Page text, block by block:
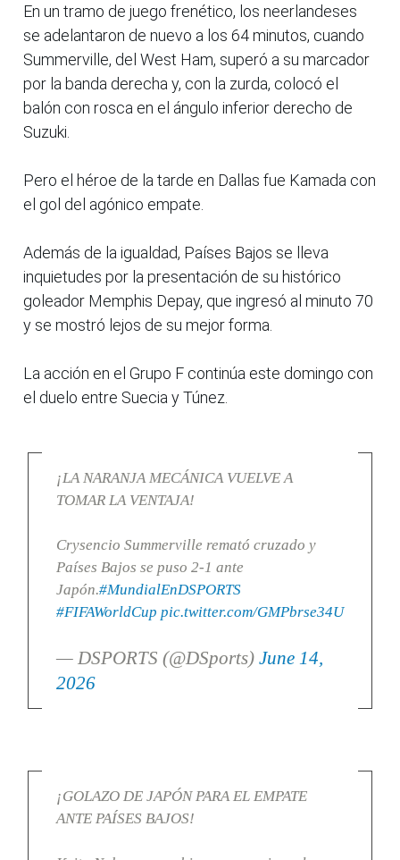
En un tramo de juego frenético, los neerlandeses
se adelantaron de nuevo a los 64 minutos, cuando
Summerville, del West Ham, superó a su marcador
por la banda derecha y, con la zurda, colocó el
balón con rosca en el ángulo inferior derecho de
Suzuki.
Pero el héroe de la tarde en Dallas fue Kamada con
el gol del agónico empate.
Además de la igualdad, Países Bajos se lleva
inquietudes por la presentación de su histórico
goleador Memphis Depay, que ingresó al minuto 70
y se mostró lejos de su mejor forma.
La acción en el Grupo F continúa este domingo con
el duelo entre Suecia y Túnez.
¡LA NARANJA MECÁNICA VUELVE A
TOMAR LA VENTAJA!
Crysencio Summerville remató cruzado y
Países Bajos se puso 2-1 ante
Japón.#MundialEnDSPORTS
#FIFAWorldCup pic.twitter.com/GMPbrse34U
— DSPORTS (@DSports) June 14,
2026
¡GOLAZO DE JAPÓN PARA EL EMPATE
ANTE PAÍSES BAJOS!